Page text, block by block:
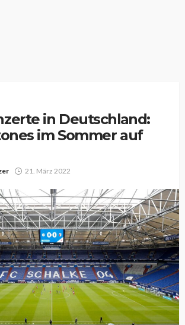
in Deutschland:
im Sommer auf
21. März 2022